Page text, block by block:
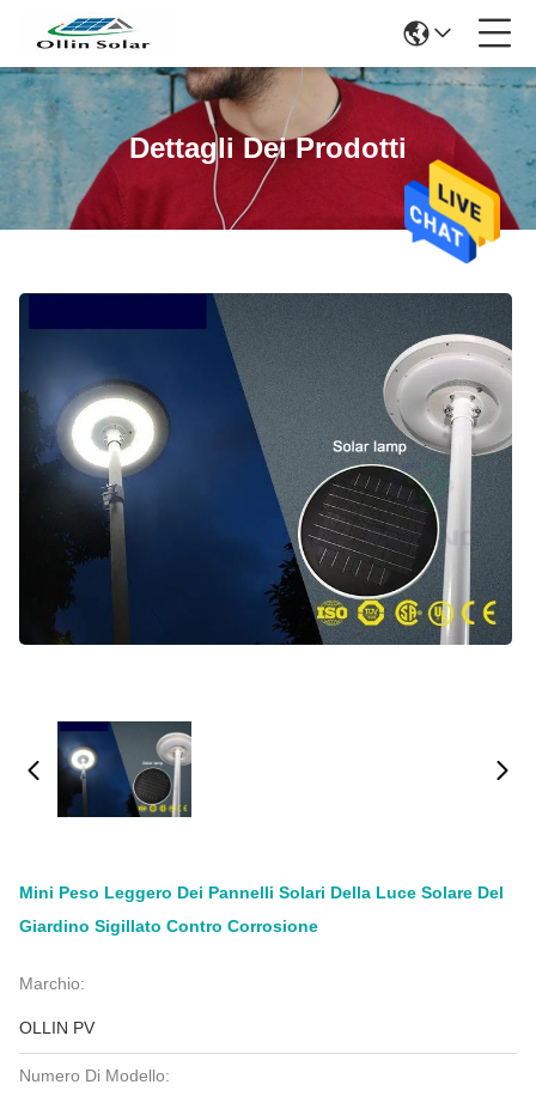
Dettagli Dei Prodotti
Mini Peso Leggero Dei Pannelli Solari Della Luce Solare Del
Giardino Sigillato Contro Corrosione
Marchio:
OLLIN PV
Numero Di Modello: